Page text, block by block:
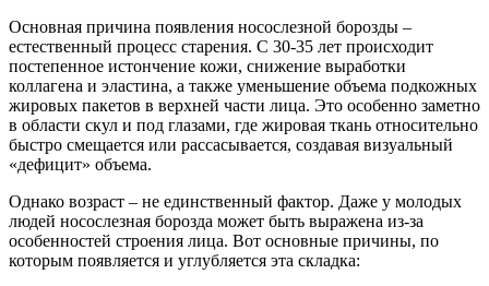
Основная причина появления носослезной борозды –
естественный процесс старения. С 30-35 лет происходит
постепенное истончение кожи, снижение выработки
коллагена и эластина, а также уменьшение объема подкожных
жировых пакетов в верхней части лица. Это особенно заметно
в области скул и под глазами, где жировая ткань относительно
быстро смещается или рассасывается, создавая визуальный
«дефицит» объема.
Однако возраст – не единственный фактор. Даже у молодых
людей носослезная борозда может быть выражена из-за
особенностей строения лица. Вот основные причины, по
которым появляется и углубляется эта складка: